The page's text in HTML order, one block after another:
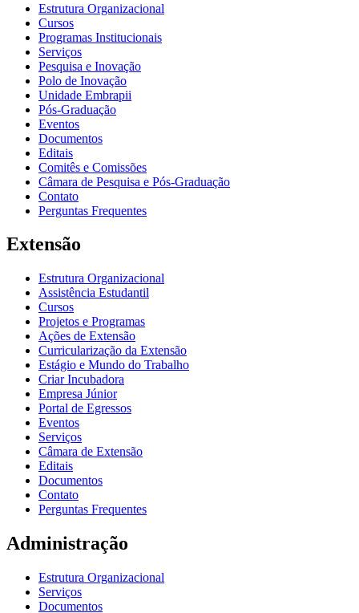
Estrutura Organizacional
Cursos
Programas Institucionais
Serviços
Pesquisa e Inovação
Polo de Inovação
Unidade Embrapii
Pós-Graduação
Eventos
Documentos
Editais
Comitês e Comissões
Câmara de Pesquisa e Pós-Graduação
Contato
Perguntas Frequentes
Extensão
Estrutura Organizacional
Assistência Estudantil
Cursos
Projetos e Programas
Ações de Extensão
Curricularização da Extensão
Estágio e Mundo do Trabalho
Criar Incubadora
Empresa Júnior
Portal de Egressos
Eventos
Serviços
Câmara de Extensão
Editais
Documentos
Contato
Perguntas Frequentes
Administração
Estrutura Organizacional
Serviços
Documentos